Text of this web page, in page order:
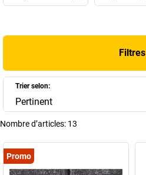
Filtres
Trier selon:
Pertinent
Nombre d’articles: 13
Promo